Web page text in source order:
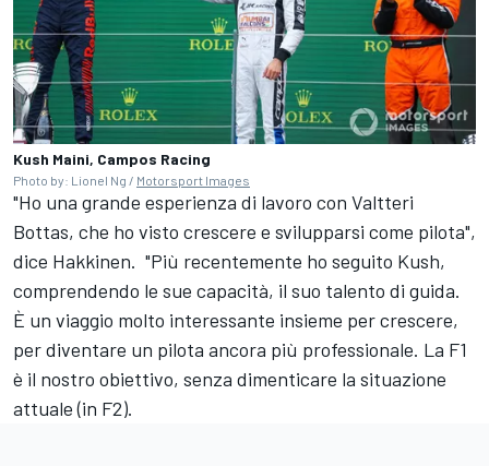
Kush Maini, Campos Racing
Photo by: Lionel Ng / Motorsport Images
"Ho una grande esperienza di lavoro con Valtteri
Bottas, che ho visto crescere e svilupparsi come pilota",
dice Hakkinen. "Più recentemente ho seguito Kush,
comprendendo le sue capacità, il suo talento di guida.
È un viaggio molto interessante insieme per crescere,
per diventare un pilota ancora più professionale. La F1
è il nostro obiettivo, senza dimenticare la situazione
attuale (in F2).